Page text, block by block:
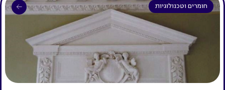
חומרים וטכנולוגיות